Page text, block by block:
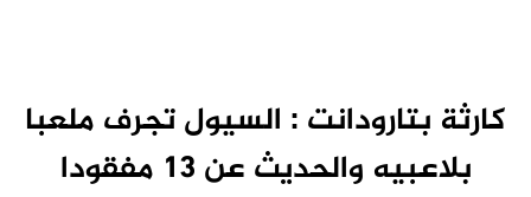
كارثة بتارودانت : السيول تجرف ملعبا
بلاعبيه والحديث عن 13 مفقودا